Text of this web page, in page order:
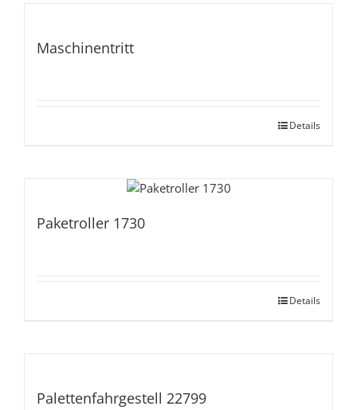
Maschinentritt
Details
Paketroller 1730
Details
Palettenfahrgestell 22799